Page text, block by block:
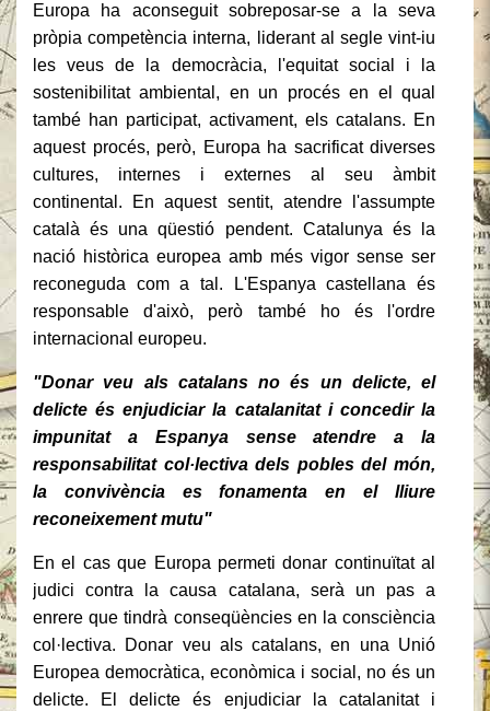
Europa ha aconseguit sobreposar-se a la seva
pròpia competència interna, liderant al segle vint-iu
les veus de la democràcia, l'equitat social i la
sostenibilitat ambiental, en un procés en el qual
també han participat, activament, els catalans. En
aquest procés, però, Europa ha sacrificat diverses
cultures, internes i externes al seu àmbit
continental.
En aquest sentit, atendre l'assumpte
català és una qüestió pendent. Catalunya és la
nació històrica europea amb més vigor sense ser
reconeguda com a tal.
L'Espanya castellana és
responsable d'això, però també ho és l'ordre
internacional europeu.
"Donar veu als catalans no és un delicte, el
delicte és enjudiciar la catalanitat i concedir la
impunitat a Espanya sense atendre a la
responsabilitat col·lectiva dels pobles del món,
la convivència es fonamenta en el lliure
reconeixement mutu"
En el cas que Europa permeti donar continuïtat al
judici contra la causa catalana, serà un pas a
enrere que tindrà conseqüències en la consciència
col·lectiva.
Donar veu als catalans, en una Unió
Europea democràtica, econòmica i social, no és un
delicte.
El delicte és enjudiciar la catalanitat i